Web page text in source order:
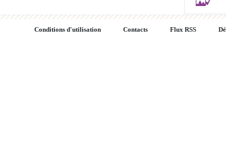
Conditions d'utilisation Contacts Flux RSS